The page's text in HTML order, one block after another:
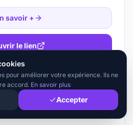
savoir +
le lien
Crypto
pour améliorer votre expérience. Ils ne
accord. En savoir plus
Accepter